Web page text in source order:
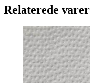
Relaterede varer